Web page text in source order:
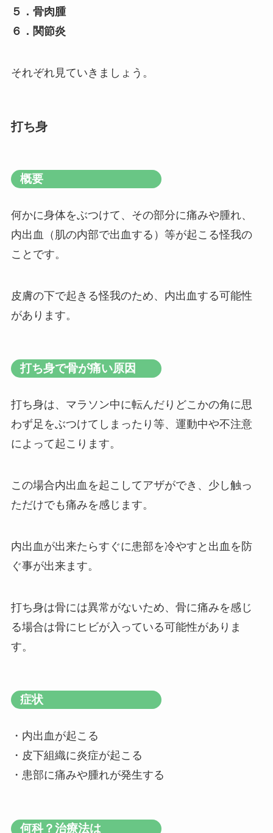
５．骨肉腫
６．関節炎
それぞれ見ていきましょう。
打ち身
概要
何かに身体をぶつけて、その部分に痛みや腫れ、
内出血（肌の内部で出血する）等が起こる怪我の
ことです。
皮膚の下で起きる怪我のため、内出血する可能性
があります。
打ち身で骨が痛い原因
打ち身は、マラソン中に転んだりどこかの角に思
わず足をぶつけてしまったり等、運動中や不注意
によって起こります。
この場合内出血を起こしてアザができ、少し触っ
ただけでも痛みを感じます。
内出血が出来たらすぐに患部を冷やすと出血を防
ぐ事が出来ます。
打ち身は骨には異常がないため、骨に痛みを感じ
る場合は骨にヒビが入っている可能性がありま
す。
症状
・内出血が起こる
・皮下組織に炎症が起こる
・患部に痛みや腫れが発生する
何科？治療法は